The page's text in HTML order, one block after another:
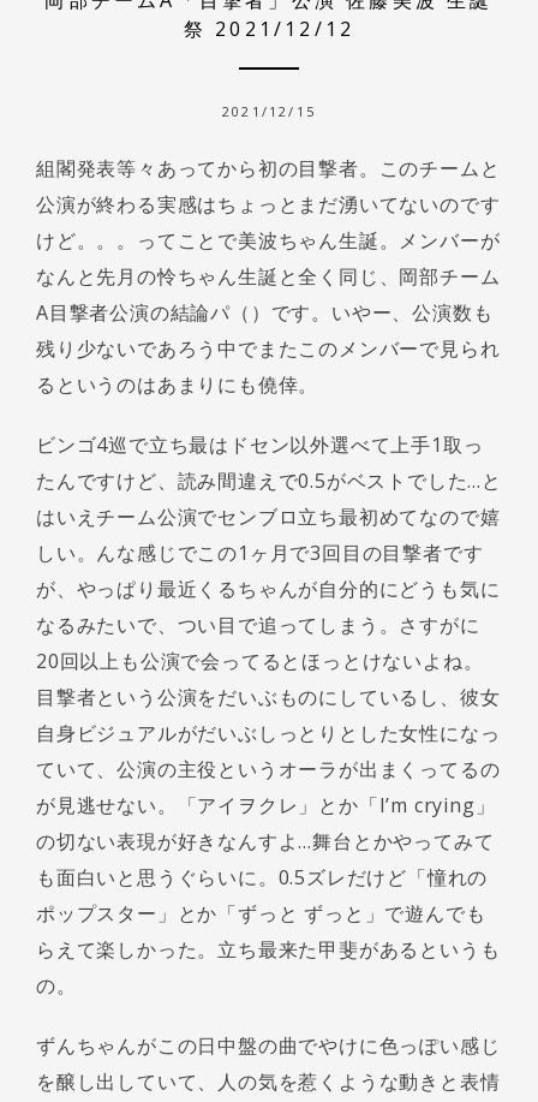
祭 2021/12/12
2021/12/15
組閣発表等々あってから初の目撃者。このチームと
公演が終わる実感はちょっとまだ湧いてないのです
けど。。。ってことで美波ちゃん生誕。メンバーが
なんと先月の怜ちゃん生誕と全く同じ、岡部チーム
A目撃者公演の結論パ（）です。いやー、公演数も
残り少ないであろう中でまたこのメンバーで見られ
るというのはあまりにも僥倖。
ビンゴ4巡で立ち最はドセン以外選べて上手1取っ
たんですけど、読み間違えで0.5がベストでした…と
はいえチーム公演でセンブロ立ち最初めてなので嬉
しい。んな感じでこの1ヶ月で3回目の目撃者です
が、やっぱり最近くるちゃんが自分的にどうも気に
なるみたいで、つい目で追ってしまう。さすがに
20回以上も公演で会ってるとほっとけないよね。
目撃者という公演をだいぶものにしているし、彼女
自身ビジュアルがだいぶしっとりとした女性になっ
ていて、公演の主役というオーラが出まくってるの
が見逃せない。「アイヲクレ」とか「I’m crying」
の切ない表現が好きなんすよ…舞台とかやってみて
も面白いと思うぐらいに。0.5ズレだけど「憧れの
ポップスター」とか「ずっと ずっと」で遊んでも
らえて楽しかった。立ち最来た甲斐があるというも
の。
ずんちゃんがこの日中盤の曲でやけに色っぽい感じ
を醸し出していて、人の気を惹くような動きと表情